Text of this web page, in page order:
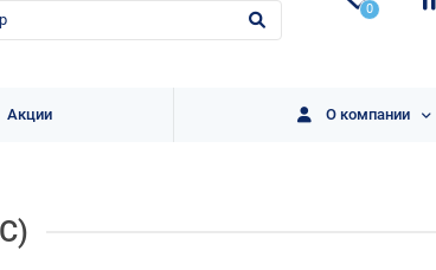
0
Акции О компании